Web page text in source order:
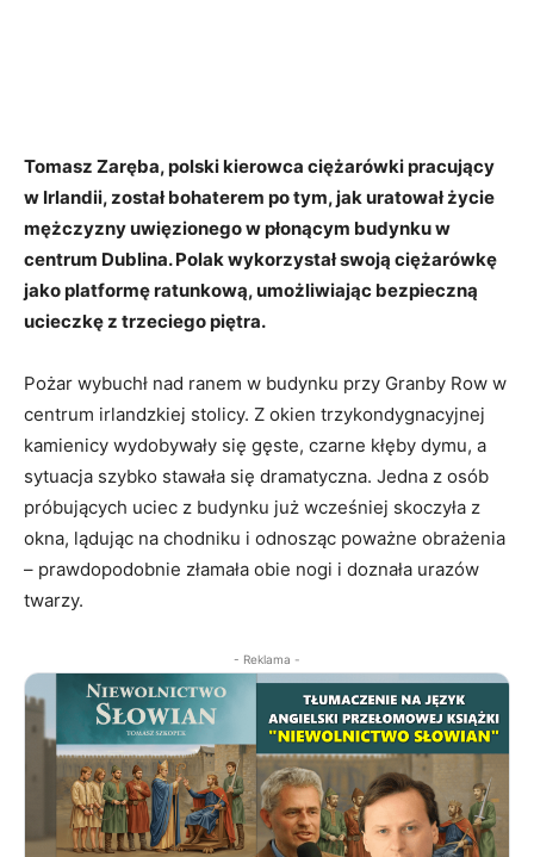
Tomasz Zaręba, polski kierowca ciężarówki pracujący
w Irlandii, został bohaterem po tym, jak uratował życie
mężczyzny uwięzionego w płonącym budynku w
centrum Dublina. Polak wykorzystał swoją ciężarówkę
jako platformę ratunkową, umożliwiając bezpieczną
ucieczkę z trzeciego piętra.
Pożar wybuchł nad ranem w budynku przy Granby Row w
centrum irlandzkiej stolicy. Z okien trzykondygnacyjnej
kamienicy wydobywały się gęste, czarne kłęby dymu, a
sytuacja szybko stawała się dramatyczna. Jedna z osób
próbujących uciec z budynku już wcześniej skoczyła z
okna, lądując na chodniku i odnosząc poważne obrażenia
– prawdopodobnie złamała obie nogi i doznała urazów
twarzy.
- Reklama -